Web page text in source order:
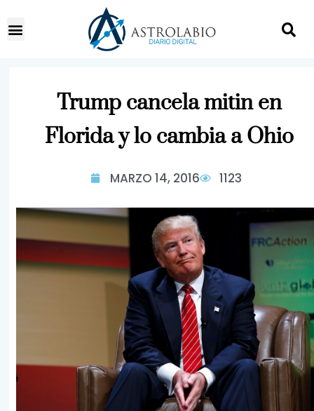
Trump cancela mitin en
Florida y lo cambia a Ohio
MARZO 14, 2016 1123